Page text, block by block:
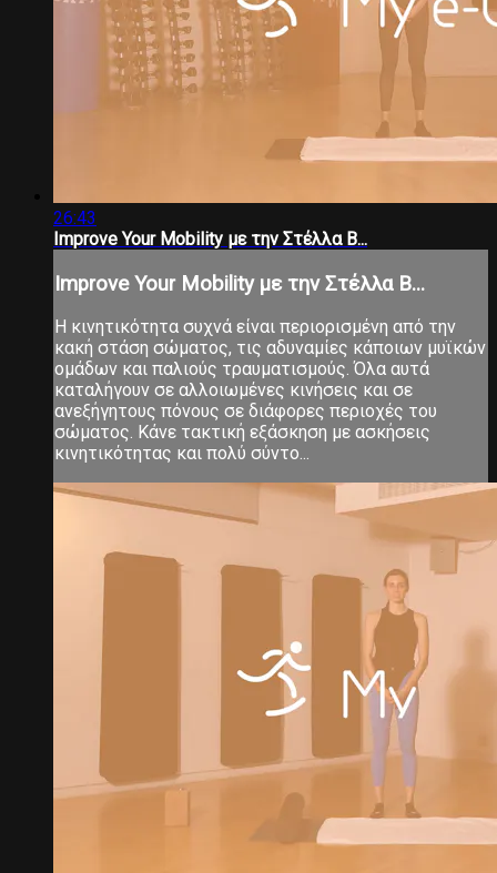
26:43
Improve Your Mobility με την Στέλλα Β...
Improve Your Mobility με την Στέλλα Β...
Η κινητικότητα συχνά είναι περιορισμένη από την
κακή στάση σώματος, τις αδυναμίες κάποιων μυϊκών
ομάδων και παλιούς τραυματισμούς. Όλα αυτά
καταλήγουν σε αλλοιωμένες κινήσεις και σε
ανεξήγητους πόνους σε διάφορες περιοχές του
σώματος. Κάνε τακτική εξάσκηση με ασκήσεις
κινητικότητας και πολύ σύντο...